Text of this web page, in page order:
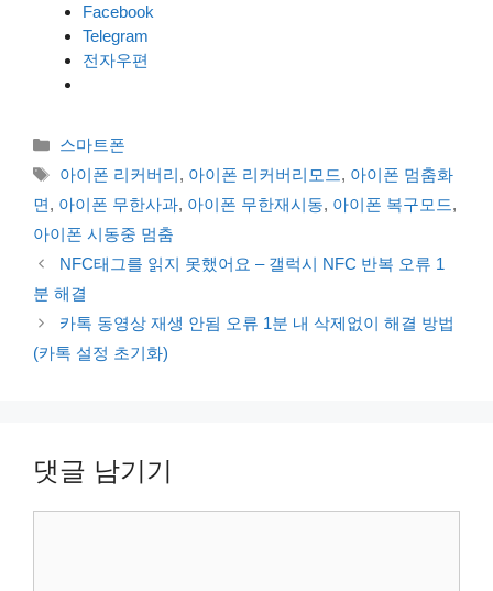
Facebook
Telegram
전자우편
카
테
고
리
스마트폰
태
그
아이폰 리커버리, 아이폰 리커버리모드, 아이폰 멈춤화
면, 아이폰 무한사과, 아이폰 무한재시동, 아이폰 복구모드,
아이폰 시동중 멈춤
NFC태그를 읽지 못했어요 – 갤럭시 NFC 반복 오류 1
분 해결
카톡 동영상 재생 안됨 오류 1분 내 삭제없이 해결 방법
(카톡 설정 초기화)
댓글 남기기